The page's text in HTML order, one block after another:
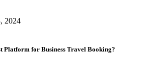
2024
Platform for Business Travel Booking?